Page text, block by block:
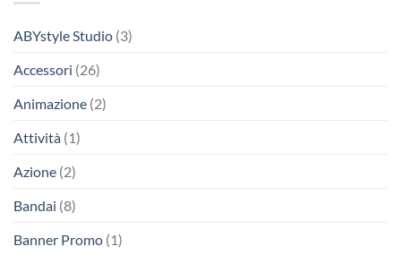
ABYstyle Studio (3)
Accessori (26)
Animazione (2)
Attività (1)
Azione (2)
Bandai (8)
Banner Promo (1)